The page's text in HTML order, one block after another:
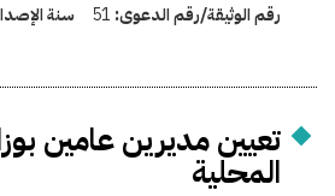
رقم الوثيقة/رقم الدعوى: 51 سنة
تعيين مديرين عامين
المحلية